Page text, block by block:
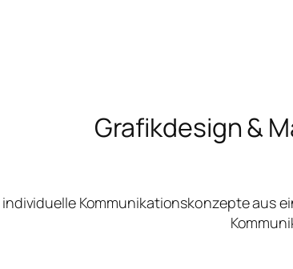
Grafikdesign &
Kommunikationskonzepte aus